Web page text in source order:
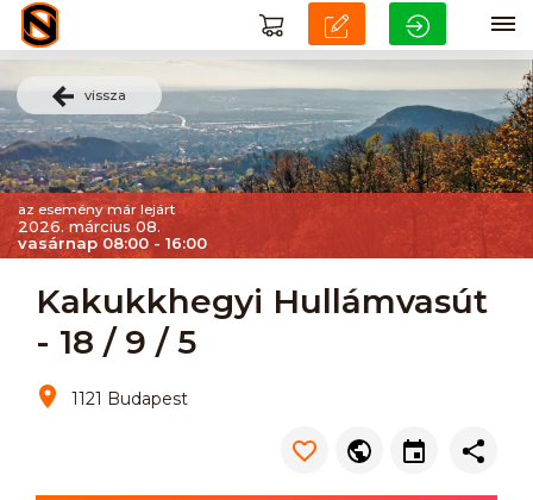
vissza
az esemény már lejárt
2026. március 08.
vasárnap 08:00 - 16:00
Kakukkhegyi Hullámvasút
- 18 / 9 / 5
1121 Budapest